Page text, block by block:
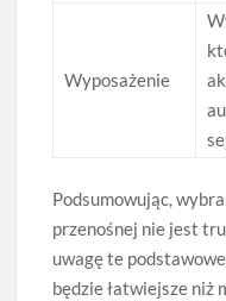
Wyposażenie
Podsumowując,
przenośnej nie jest
uwagę te
będzie łatwiejsze niż